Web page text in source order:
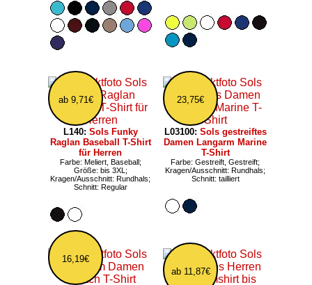
ab 9,71€
L140: Sols Funky
Raglan Baseball T-Shirt
für Herren
Farbe: Meliert, Baseball;
Größe: bis 3XL;
Kragen/Ausschnitt: Rundhals;
Schnitt: Regular
23,75€
L03100: Sols gestreiftes
Damen Langarm Marine
T-Shirt
Farbe: Gestreift, Gestreift;
Kragen/Ausschnitt: Rundhals;
Schnitt: tailliert
16,19€
ab 11,87€